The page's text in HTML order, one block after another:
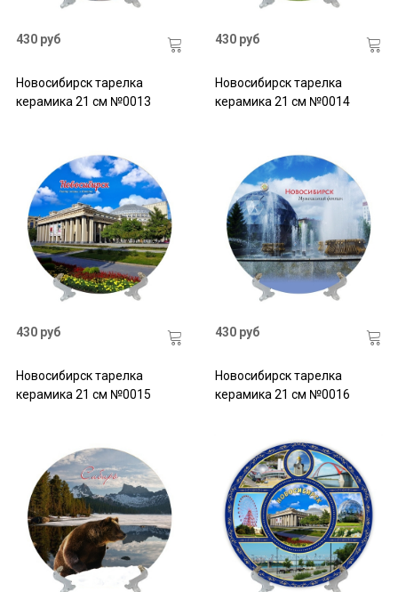
430 руб
Новосибирск тарелка
керамика 21 см №0013
430 руб
Новосибирск тарелка
керамика 21 см №0014
430 руб
Новосибирск тарелка
керамика 21 см №0015
430 руб
Новосибирск тарелка
керамика 21 см №0016